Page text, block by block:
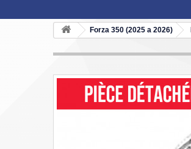
Forza 350 (2025 a 2026)